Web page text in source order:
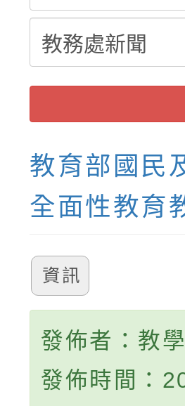
教育部國民
全面性教育
資訊
發佈者：教
發佈時間：